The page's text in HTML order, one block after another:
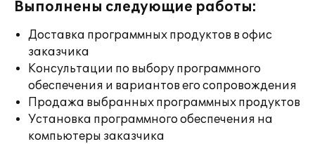
Выполнены следующие работы:
Доставка программных продуктов в офис
заказчика
Консультации по выбору программного
обеспечения и вариантов его сопровождения
Продажа выбранных программных продуктов
Установка программного обеспечения на
компьютеры заказчика